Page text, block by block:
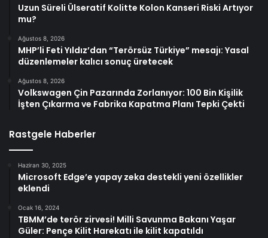
Uzun Süreli Ülseratif Kolitte Kolon Kanseri Riski Artıyor
mu?
Ağustos 8, 2026
MHP’li Feti Yıldız’dan “Terörsüz Türkiye” mesajı: Yasal
düzenlemeler kalıcı sonuç üretecek
Ağustos 8, 2026
Volkswagen Çin Pazarında Zorlanıyor: 100 Bin Kişilik
İşten Çıkarma ve Fabrika Kapatma Planı Tepki Çekti
Rastgele Haberler
Haziran 30, 2025
Microsoft Edge’e yapay zeka destekli yeni özellikler
eklendi
Ocak 16, 2024
TBMM’de terör zirvesi! Milli Savunma Bakanı Yaşar
Güler: Pençe Kilit Harekatı ile kilit kapatıldı